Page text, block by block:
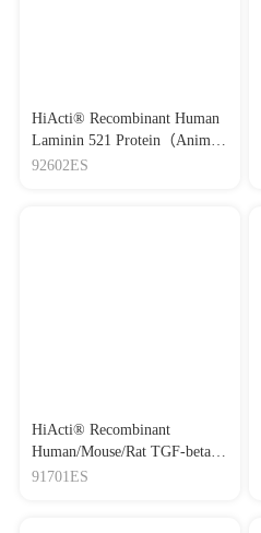
HiActi® Recombinant Human
Laminin 521 Protein（Animal-
Free）重组人层粘连蛋
92602ES
HiActi® Recombinant
Human/Mouse/Rat TGF-beta
1/TGF-β1 Protein 重组人/小
91701ES